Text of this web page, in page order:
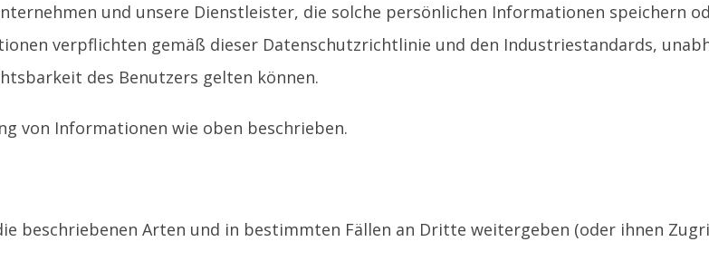
und unsere Dienstleister, die solche persönlichen Informationen speichern
verpflichten gemäß dieser Datenschutzrichtlinie und den Industriestandards,
des Benutzers gelten können.
von Informationen wie oben beschrieben.
beschriebenen Arten und in bestimmten Fällen an Dritte weitergeben (oder ihnen